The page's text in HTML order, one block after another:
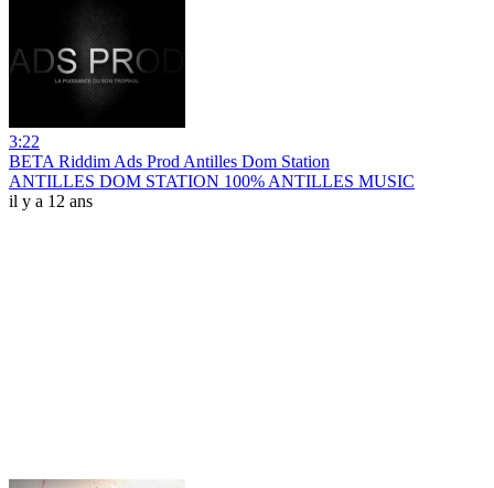
3:22
BETA Riddim Ads Prod Antilles Dom Station
ANTILLES DOM STATION 100% ANTILLES MUSIC
il y a 12 ans